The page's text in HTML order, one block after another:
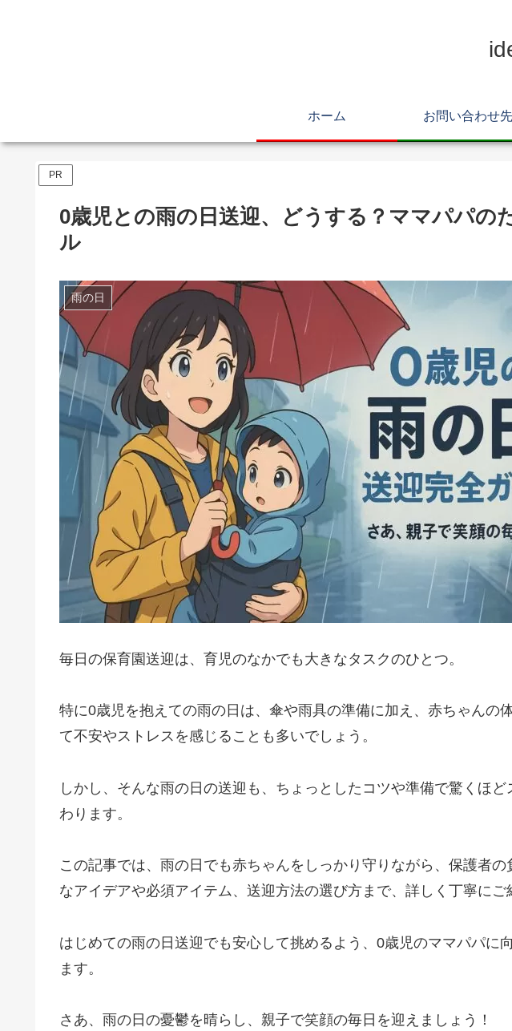
ホーム お問い合わせ先
PR
0歳児との雨の日送迎、どうする？ママパパの
ル
雨の日
毎日の保育園送迎は、育児のなかでも大きなタスクのひとつ。
特に0歳児を抱えての雨の日は、傘や雨具の準備に加え、赤ちゃんの
て不安やストレスを感じることも多いでしょう。
しかし、そんな雨の日の送迎も、ちょっとしたコツや準備で驚くほ
わります。
この記事では、雨の日でも赤ちゃんをしっかり守りながら、保護者
なアイデアや必須アイテム、送迎方法の選び方まで、詳しく丁寧にご
はじめての雨の日送迎でも安心して挑めるよう、0歳児のママパパに
ます。
さあ、雨の日の憂鬱を晴らし、親子で笑顔の毎日を迎えましょう！